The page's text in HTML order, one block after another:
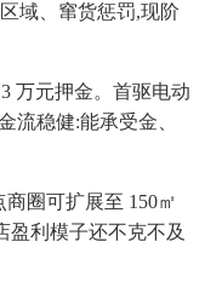
域、窜货惩罚,现阶
万元押金。首驱电动
流稳健:能承受金、
圈可扩展至 150㎡
盈利模子还不克不及